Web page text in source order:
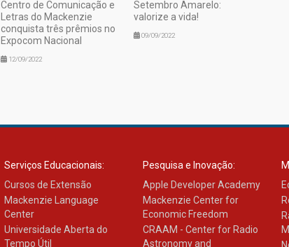
Centro de Comunicação e
Letras do Mackenzie
conquista três prêmios no
Expocom Nacional
12/09/2022
Setembro Amarelo:
valorize a vida!
09/09/2022
Serviços Educacionais:
Cursos de Extensão
Mackenzie Language
Center
Universidade Aberta do
Tempo Útil
Pesquisa e Inovação:
Apple Developer Academy
Mackenzie Center for
Economic Freedom
CRAAM - Center for Radio
Astronomy and